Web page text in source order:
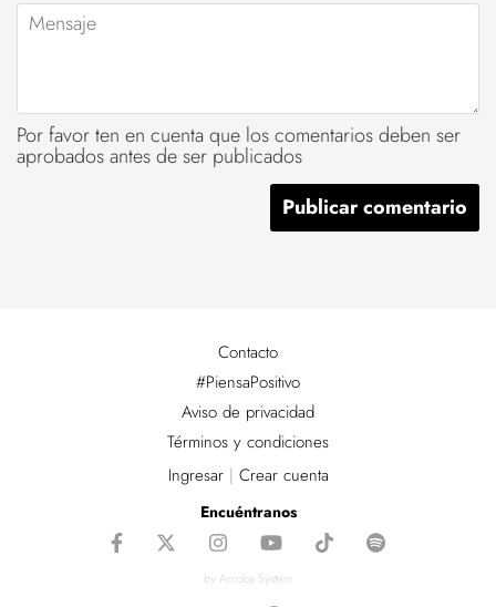
Mensaje
Por favor ten en cuenta que los comentarios deben ser
aprobados antes de ser publicados
Contacto
#PiensaPositivo
Aviso de privacidad
Términos y condiciones
Ingresar| Crear cuenta
Encuéntranos
by Arroba System